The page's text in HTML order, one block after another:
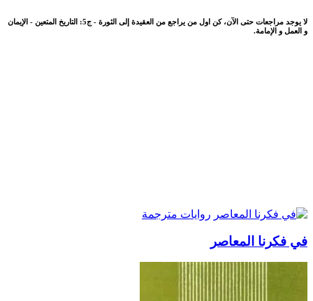
لا يوجد مراجعات حتى الآن، كن اول من يراجع من العقيدة إلى الثورة - ج5: التاريخ المتعين - الإيمان
و العمل و الإمامة.
روايات مترجمة
في فكرنا المعاصر